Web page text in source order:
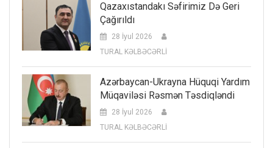
Qazaxıstandakı Səfirimiz Də Geri
Çağırıldı
28 İyul 2026
TURAL KƏLBƏCƏRLİ
Azərbaycan-Ukrayna Hüquqi Yardım
Müqaviləsi Rəsmən Təsdiqləndi
28 İyul 2026
TURAL KƏLBƏCƏRLİ